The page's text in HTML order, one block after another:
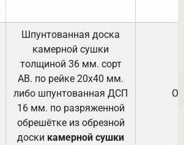
Шпунтованная доска
камерной сушки
толщиной 36 мм. сорт
АВ. по рейке 20х40 мм.
либо шпунтованная ДСП
16 мм. по разряженной
обрешётке из обрезной
доски камерной сушки